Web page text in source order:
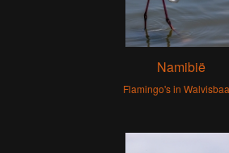
Namibië
Flamingo's in